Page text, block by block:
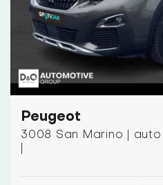
Peugeot
3008 San Marino |